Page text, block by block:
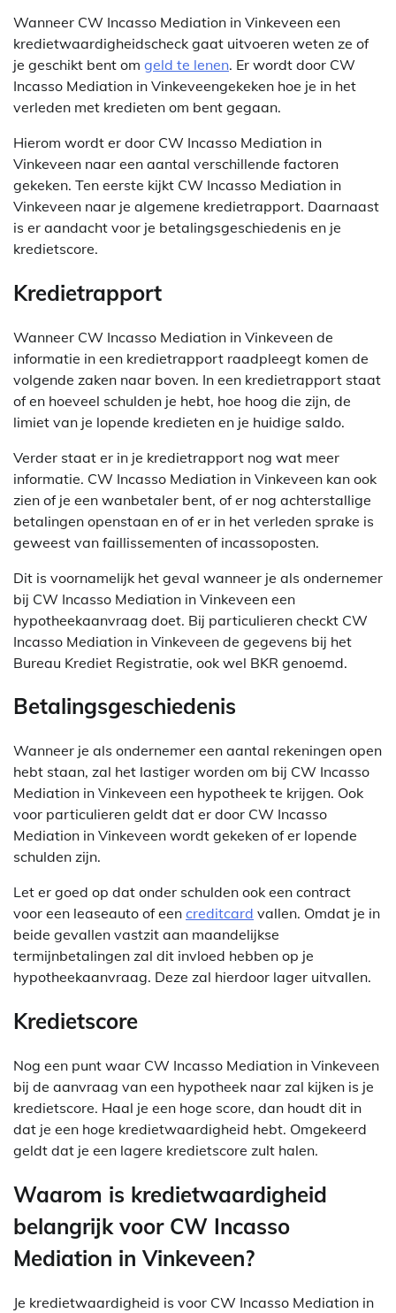
Wanneer CW Incasso Mediation in Vinkeveen een
kredietwaardigheidscheck gaat uitvoeren weten ze of
je geschikt bent om geld te lenen. Er wordt door CW
Incasso Mediation in Vinkeveengekeken hoe je in het
verleden met kredieten om bent gegaan.
Hierom wordt er door CW Incasso Mediation in
Vinkeveen naar een aantal verschillende factoren
gekeken. Ten eerste kijkt CW Incasso Mediation in
Vinkeveen naar je algemene kredietrapport. Daarnaast
is er aandacht voor je betalingsgeschiedenis en je
kredietscore.
Kredietrapport
Wanneer CW Incasso Mediation in Vinkeveen de
informatie in een kredietrapport raadpleegt komen de
volgende zaken naar boven. In een kredietrapport staat
of en hoeveel schulden je hebt, hoe hoog die zijn, de
limiet van je lopende kredieten en je huidige saldo.
Verder staat er in je kredietrapport nog wat meer
informatie. CW Incasso Mediation in Vinkeveen kan ook
zien of je een wanbetaler bent, of er nog achterstallige
betalingen openstaan en of er in het verleden sprake is
geweest van faillissementen of incassoposten.
Dit is voornamelijk het geval wanneer je als ondernemer
bij CW Incasso Mediation in Vinkeveen een
hypotheekaanvraag doet. Bij particulieren checkt CW
Incasso Mediation in Vinkeveen de gegevens bij het
Bureau Krediet Registratie, ook wel BKR genoemd.
Betalingsgeschiedenis
Wanneer je als ondernemer een aantal rekeningen open
hebt staan, zal het lastiger worden om bij CW Incasso
Mediation in Vinkeveen een hypotheek te krijgen. Ook
voor particulieren geldt dat er door CW Incasso
Mediation in Vinkeveen wordt gekeken of er lopende
schulden zijn.
Let er goed op dat onder schulden ook een contract
voor een leaseauto of een creditcard vallen. Omdat je in
beide gevallen vastzit aan maandelijkse
termijnbetalingen zal dit invloed hebben op je
hypotheekaanvraag. Deze zal hierdoor lager uitvallen.
Kredietscore
Nog een punt waar CW Incasso Mediation in Vinkeveen
bij de aanvraag van een hypotheek naar zal kijken is je
kredietscore. Haal je een hoge score, dan houdt dit in
dat je een hoge kredietwaardigheid hebt. Omgekeerd
geldt dat je een lagere kredietscore zult halen.
Waarom is kredietwaardigheid
belangrijk voor CW Incasso
Mediation in Vinkeveen?
Je kredietwaardigheid is voor CW Incasso Mediation in